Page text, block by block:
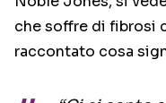
che soffre di fibrosi
raccontato cosa